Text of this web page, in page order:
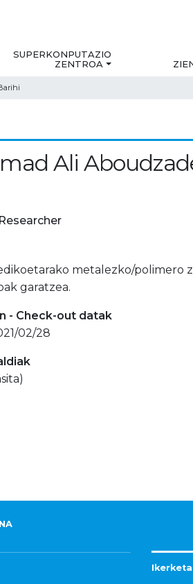
SUPERKONPUTAZIO
ZENTROA
Ali
metalezko/polimero
garatzea.
- Check-out datak
02/28
Ikerketa